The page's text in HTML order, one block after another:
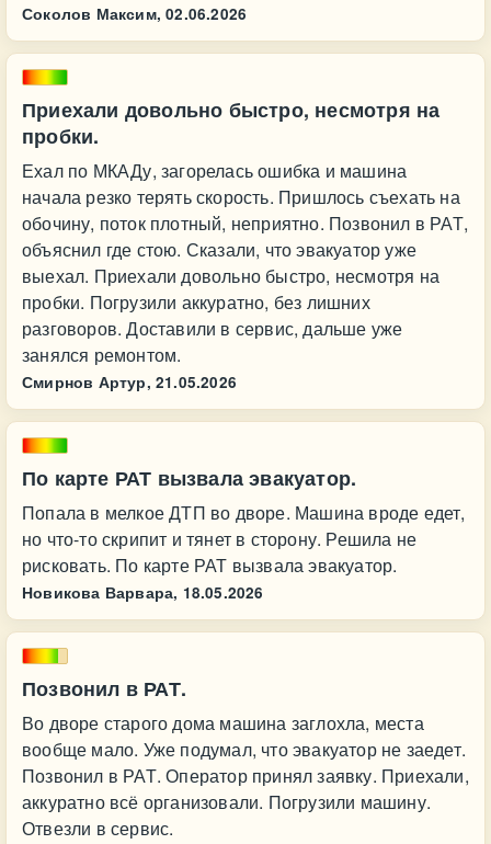
Соколов Максим, 02.06.2026
Приехали довольно быстро, несмотря на
пробки.
Ехал по МКАДу, загорелась ошибка и машина
начала резко терять скорость. Пришлось съехать на
обочину, поток плотный, неприятно. Позвонил в РАТ,
объяснил где стою. Сказали, что эвакуатор уже
выехал. Приехали довольно быстро, несмотря на
пробки. Погрузили аккуратно, без лишних
разговоров. Доставили в сервис, дальше уже
занялся ремонтом.
Смирнов Артур, 21.05.2026
По карте РАТ вызвала эвакуатор.
Попала в мелкое ДТП во дворе. Машина вроде едет,
но что-то скрипит и тянет в сторону. Решила не
рисковать. По карте РАТ вызвала эвакуатор.
Новикова Варвара, 18.05.2026
Позвонил в РАТ.
Во дворе старого дома машина заглохла, места
вообще мало. Уже подумал, что эвакуатор не заедет.
Позвонил в РАТ. Оператор принял заявку. Приехали,
аккуратно всё организовали. Погрузили машину.
Отвезли в сервис.